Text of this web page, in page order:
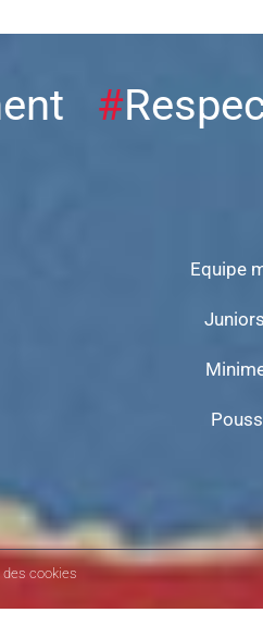
#
Equipe
des cookies